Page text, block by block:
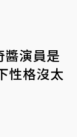
醬演員是
性格沒太